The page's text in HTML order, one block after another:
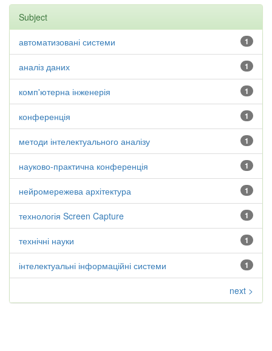
Subject
1
автоматизовані системи
1
аналіз даних
1
комп'ютерна інженерія
1
конференція
1
методи інтелектуального аналізу
1
науково-практична конференція
1
нейромережева архітектура
1
технологія Screen Capture
1
технічні науки
1
інтелектуальні інформаційні системи
next >